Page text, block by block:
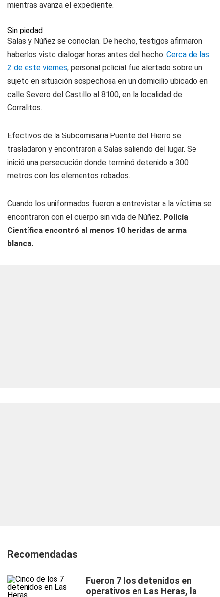
mientras avanza el expediente.
Sin piedad
Salas y Núñez se conocían. De hecho, testigos afirmaron
haberlos visto dialogar horas antes del hecho. Cerca de las
2 de este viernes, personal policial fue alertado sobre un
sujeto en situación sospechosa en un domicilio ubicado en
calle Severo del Castillo al 8100, en la localidad de
Corralitos.
Efectivos de la Subcomisaría Puente del Hierro se
trasladaron y encontraron a Salas saliendo del lugar. Se
inició una persecución donde terminó detenido a 300
metros con los elementos robados.
Cuando los uniformados fueron a entrevistar a la víctima se
encontraron con el cuerpo sin vida de Núñez. Policía
Científica encontró al menos 10 heridas de arma
blanca.
Recomendadas
Fueron 7 los detenidos en
operativos en Las Heras, la